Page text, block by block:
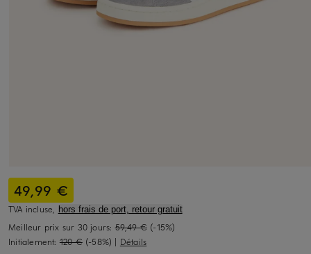
49,99 €
TVA incluse, hors frais de port, retour gratuit
Meilleur prix sur 30 jours:59,49 € (-15%)
Initialement: 120 € (-58%) | Détails